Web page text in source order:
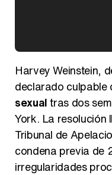
Harvey Weinstein,
declarado culpable
sexualtras dos
York. La resolución
Tribunal de
condena previa de
irregularidades